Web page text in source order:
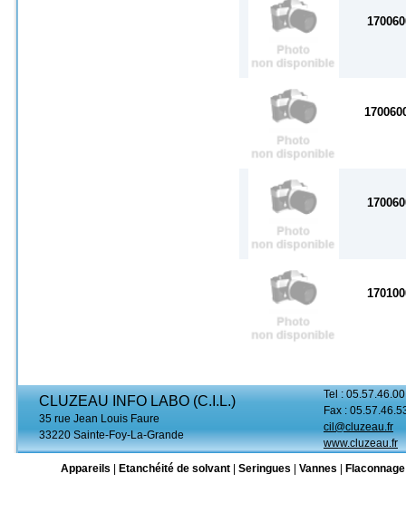
CLUZEAU INFO LABO (C.I.L.)
35 rue Jean Louis Faure
33220 Sainte-Foy-La-Grande
Tel :
Fax :
cil@cluzeau.fr
www.cluzeau.fr
Appareils
Etanchéité de solvant Seringues Vannes Flaconnage